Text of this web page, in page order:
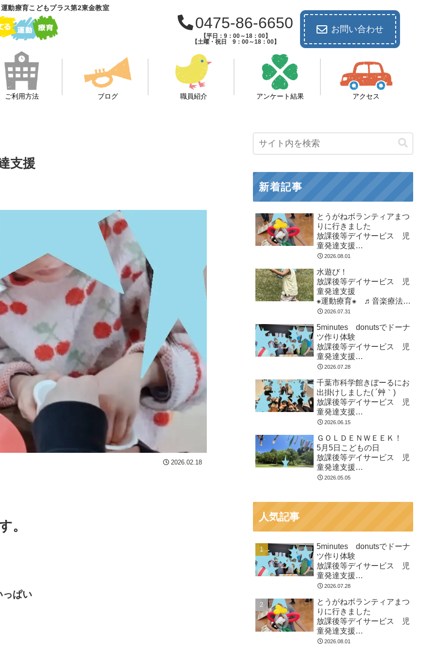
動療育こどもプラス第2東金教室
0475-86-6650
【平日：9：00～18：00】
【土曜・祝日 9：00～18：00】
お問い合わせ
ご利用方法 ブログ 職員紹介 アンケート結果 アクセス
支援
2026.02.18
。
っぱい
新着記事
とうがねボランティアまつ
りに行きました
放課後等デイサービス 児
童発達支援
⁕運動療育⁕ ♬音楽療法♬
市
2026.08.01
水遊び！
放課後等デイサービス 児
童発達支援
⁕運動療育⁕ ♬音楽療法♬
東金市 九十九里町 山武
2026.07.31
5minutes donutsでドーナ
ツ作り体験
放課後等デイサービス 児
童発達支援
⁕運動療育⁕ ♬音楽療法♬
市
2026.07.28
千葉市科学館きぼーるにお
出掛けしました( ´艸｀)
放課後等デイサービス 児
童発達支援
⁕運動療育⁕ ♬音楽療法♬
市
2026.06.15
ＧＯＬＤＥＮＷＥＥＫ！
5月5日こどもの日
放課後等デイサービス 児
童発達支援
⁕運動療育⁕ ♬音楽療法♬
2026.05.05
人気記事
5minutes donutsでドーナ
ツ作り体験
放課後等デイサービス 児
童発達支援
⁕運動療育⁕ ♬音楽療法♬
市
2026.07.28
とうがねボランティアまつ
りに行きました
放課後等デイサービス 児
童発達支援
⁕運動療育⁕ ♬音楽療法♬
2026.08.01